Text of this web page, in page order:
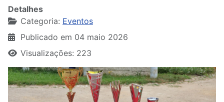
Detalhes
Categoria: Eventos
Publicado em 04 maio 2026
Visualizações: 223